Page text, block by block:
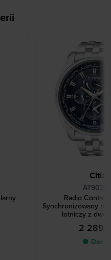
Radio
Synchronizowany
lotniczy z
2
●